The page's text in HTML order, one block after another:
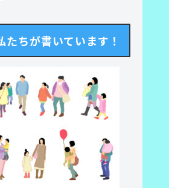
たちが書いています！